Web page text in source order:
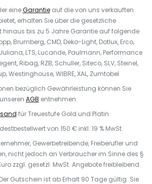
eineGarantieauf die von uns verkauften
erhalten Sie über die gesetzliche
hinaus bis zu 5 Jahre Garantie auf folgende
Brumberg, CMD, Deko-Light, Dotlux, Erco,
LTS, Lucande, Paulmann, Performance
Ribag, RZB, Schuller, Siteco, SLV, Steinel,
Westinghouse, WIBRE, XAL, Zumtobel
bezüglich Gewährleistung können Sie
unseren AGB entnehmen.
für Treuestufe Gold und Platin
von 150 € inkl. 19 % MwSt.
Gewerbetreibende, Freiberufler und
nicht jedoch an Verbraucher im Sinne des §
zzgl. gesetzl. MwSt. Angebote freibleibend.
Gutschein ist ab Erhalt 90 Tage gültig. Sie